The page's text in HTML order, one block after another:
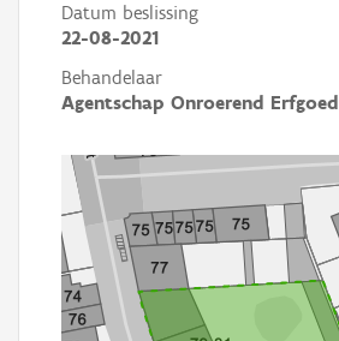
Datum beslissing
22-08-2021
Behandelaar
Agentschap Onroerend Erfgoed